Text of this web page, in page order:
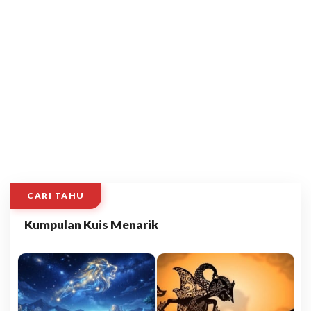
CARI TAHU
Kumpulan Kuis Menarik